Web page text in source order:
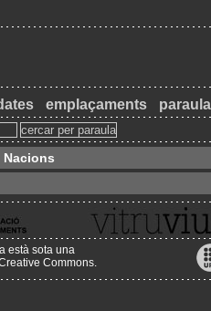
emplaçaments
Nacions
està sota una
Commons.